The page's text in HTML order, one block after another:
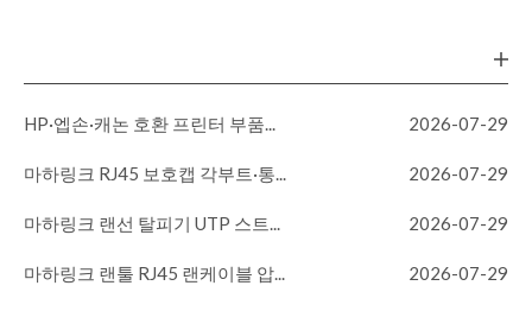
HP·엡손·캐논 호환 프린터 부품... 2026-07-29
마하링크 RJ45 보호캡 각부트·통... 2026-07-29
마하링크 랜선 탈피기 UTP 스트... 2026-07-29
마하링크 랜툴 RJ45 랜케이블 압... 2026-07-29